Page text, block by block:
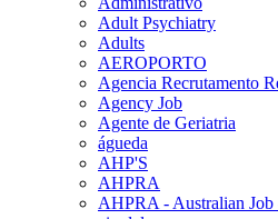
Adult Psychiatry
Adults
AEROPORTO
Agencia Recrutamento
Agency Job
Agente de Geriatria
águeda
AHP'S
AHPRA
AHPRA - Australian